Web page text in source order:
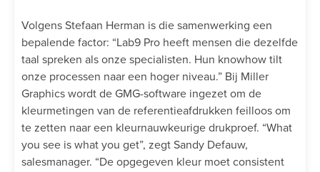
Volgens Stefaan Herman is die samenwerking een
bepalende factor: “Lab9 Pro heeft mensen die dezelfde
taal spreken als onze specialisten. Hun knowhow tilt
onze processen naar een hoger niveau.” Bij Miller
Graphics wordt de GMG-software ingezet om de
kleurmetingen van de referentieafdrukken feilloos om
te zetten naar een kleurnauwkeurige drukproef. “What
you see is what you get”, zegt Sandy Defauw,
salesmanager. “De opgegeven kleur moet consistent